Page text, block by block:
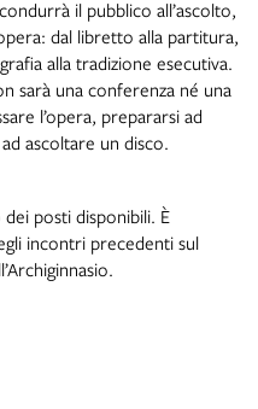
il pubblico all’ascolto,
dal libretto alla partitura,
alla tradizione esecutiva.
sarà una conferenza né una
l’opera, prepararsi ad
ascoltare un disco.
posti disponibili. È
incontri precedenti sul